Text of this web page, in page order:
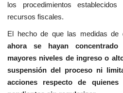
los procedimientos
recursos fiscales.
El hecho de que las medidas de
ahora se hayan
mayores niveles de ingreso o
suspensión del proceso ni
acciones respecto de quienes